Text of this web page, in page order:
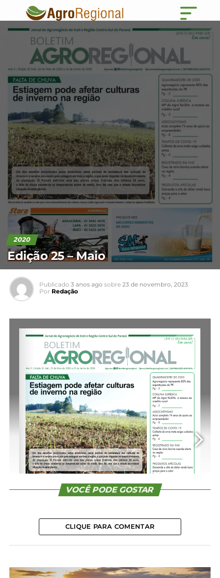
2020
Edição 25 – Maio
Publicado 3 anos ago sobre 23 de novembro, 2023
Por Redação
CONTINUE READING
VOCÊ PODE GOSTAR
CLIQUE PARA COMENTAR